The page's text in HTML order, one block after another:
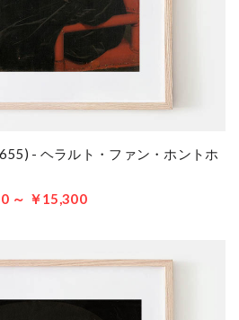
- ヘラルト・ファン・ホントホ
～ ￥15,300